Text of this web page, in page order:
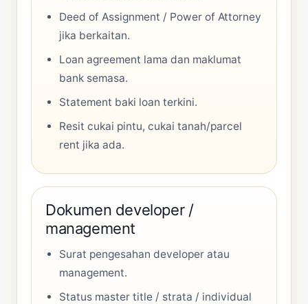
Deed of Assignment / Power of Attorney
jika berkaitan.
Loan agreement lama dan maklumat
bank semasa.
Statement baki loan terkini.
Resit cukai pintu, cukai tanah/parcel
rent jika ada.
Dokumen developer /
management
Surat pengesahan developer atau
management.
Status master title / strata / individual